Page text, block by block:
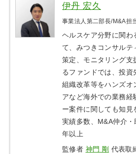
伊丹 宏久
事業法人第二部長/M&A担
ヘルスケア分野に関わ
て、みつきコンサル
策定、モニタリング支
るファンドでは、投資
組織改革等をハンズオ
アなど海外での業務
ー案件に関しても知見
実績多数、M&A仲介
年以上
監修者 神門 剛 代表取